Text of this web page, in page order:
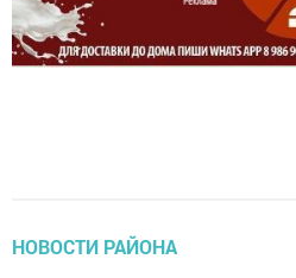
НОВОСТИ РАЙОНА